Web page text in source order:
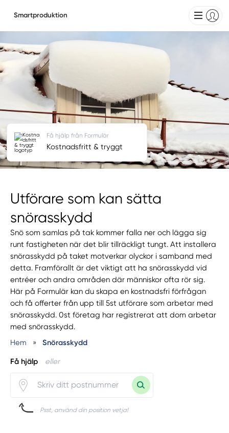
Smartproduktion
Utförare som kan sätta
snörasskydd
Snö som samlas på tak kommer falla ner och lägga sig
runt fastigheten när det blir tillräckligt tungt. Att installera
snörasskydd på taket motverkar olyckor i samband med
detta. Framförallt är det viktigt att ha snörasskydd vid
entréer och andra områden där människor ofta rör sig.
Här på Formulär kan du skapa en kostnadsfri förfrågan
och få offerter från upp till 5st utförare som arbetar med
snörasskydd. 0st företag har registrerat att dom arbetar
med snörasskydd.
Hem
» Snörasskydd
Få hjälp eller
Psst, använd din position vetja!
Få hjälp från Formulär
Kostnadsfritt & tryggt